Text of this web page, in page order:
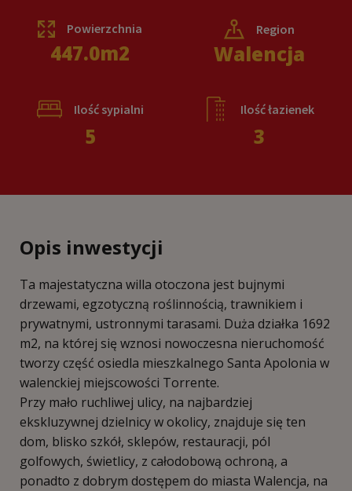
Powierzchnia
447.0m2
Region
Walencja
Ilość sypialni
5
Ilość łazienek
3
Opis inwestycji
Ta majestatyczna willa otoczona jest bujnymi
drzewami, egzotyczną roślinnością, trawnikiem i
prywatnymi, ustronnymi tarasami. Duża działka 1692
m2, na której się wznosi nowoczesna nieruchomość
tworzy część osiedla mieszkalnego Santa Apolonia w
walenckiej miejscowości Torrente.
Przy mało ruchliwej ulicy, na najbardziej
ekskluzywnej dzielnicy w okolicy, znajduje się ten
dom, blisko szkół, sklepów, restauracji, pól
golfowych, świetlicy, z całodobową ochroną, a
ponadto z dobrym dostępem do miasta Walencja, na